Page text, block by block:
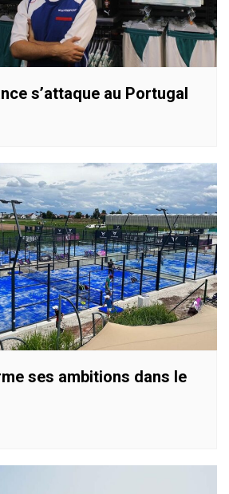
s’attaque au Portugal
ses ambitions dans le